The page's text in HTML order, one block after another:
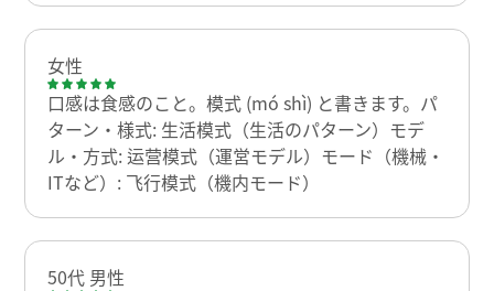
女性
口感は食感のこと。模式 (mó shì) と書きます。パ
ターン・様式: 生活模式（生活のパターン）モデ
ル・方式: 运营模式（運営モデル）モード（機械・
ITなど）: 飞行模式（機内モード）
50代 男性